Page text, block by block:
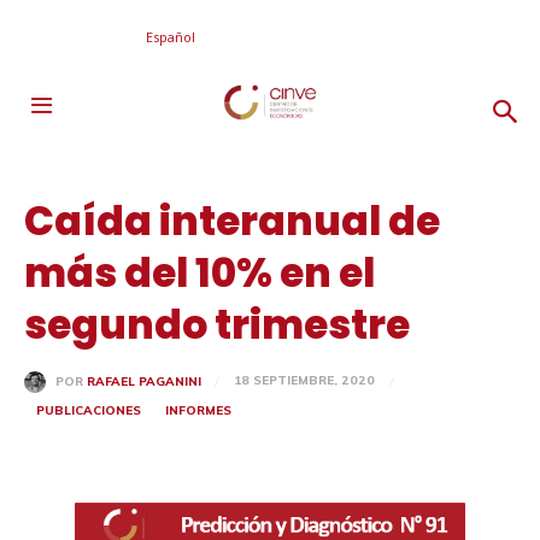
Español
Caída interanual de
más del 10% en el
segundo trimestre
POR RAFAEL PAGANINI
18 SEPTIEMBRE, 2020
PUBLICACIONES
INFORMES